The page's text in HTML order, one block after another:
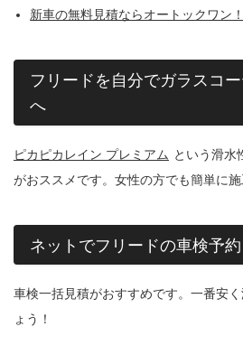
新車の無料見積ならオートックワン！
フリードを自分でガラスコ
へ
ピカピカレイン プレミアム という滑水
がおススメです。女性の方でも簡単に施
ネットでフリードの車検予
車検一括見積がおすすめです。一番安
ょう！